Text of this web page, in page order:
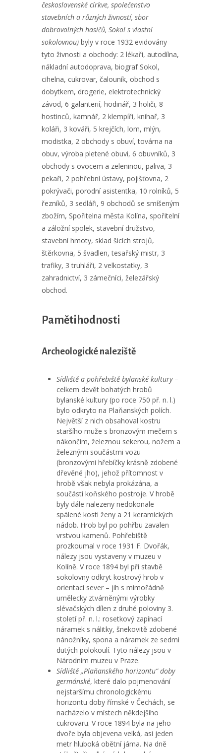
československé církve, společenstvo
stavebních a různých živností, sbor
dobrovolných hasičů, Sokol s vlastní
sokolovnou) byly v roce 1932 evidovány
tyto živnosti a obchody: 2 lékaři, autodílna,
nákladní autodoprava, biograf Sokol,
cihelna, cukrovar, čalouník, obchod s
dobytkem, drogerie, elektrotechnický
závod, 6 galanterií, hodinář, 3 holiči, 8
hostinců, kamnář, 2 klempíři, knihař, 3
koláři, 3 kováři, 5 krejčích, lom, mlýn,
modistka, 2 obchody s obuví, továrna na
obuv, výroba pletené obuvi, 6 obuvníků, 3
obchody s ovocem a zeleninou, paliva, 3
pekaři, 2 pohřební ústavy, pojišťovna, 2
pokrývači, porodní asistentka, 10 rolníků, 5
řezníků, 3 sedláři, 9 obchodů se smíšeným
zbožím, Spořitelna města Kolína, spořitelní
a záložní spolek, stavební družstvo,
stavební hmoty, sklad šicích strojů,
štěrkovna, 5 švadlen, tesařský mistr, 3
trafiky, 3 truhláři, 2 velkostatky, 3
zahradnictví, 3 zámečníci, železářský
obchod.
Pamětihodnosti
Archeologické naleziště
Sídliště a pohřebiště bylanské kultury–
celkem devět bohatých hrobů
bylanské kultury (po roce 750 př. n. l.)
bylo odkryto na Plaňanských polích.
Největší z nich obsahoval kostru
staršího muže s bronzovým mečem s
nákončím, železnou sekerou, nožem a
železnými součástmi vozu
(bronzovými hřebíčky krásně zdobené
dřevěné jho), jehož přítomnost v
hrobě však nebyla prokázána, a
součásti koňského postroje. V hrobě
byly dále nalezeny nedokonale
spálené kosti ženy a 21 keramických
nádob. Hrob byl po pohřbu zavalen
vrstvou kamenů. Pohřebiště
prozkoumal v roce 1931 F. Dvořák,
nálezy jsou vystaveny v muzeu v
Kolíně. V roce 1894 byl při stavbě
sokolovny odkryt kostrový hrob v
orientaci sever – jih s mimořádně
umělecky ztvárněnými výrobky
slévačských dílen z druhé poloviny 3.
století př. n. l.: rosetkový zapínací
náramek s nálitky, šnekovitě zdobené
nánožníky, spona a náramek ze sedmi
dutých polokoulí. Tyto nálezy jsou v
Národním muzeu v Praze.
Sídliště „Plaňanského horizontu“ doby
germánské, které dalo pojmenování
nejstaršímu chronologickému
horizontu doby římské v Čechách, se
nacházelo v místech někdejšího
cukrovaru. V roce 1894 byla na jeho
dvoře byla objevena velká, asi jeden
metr hluboká obětní jáma. Na dně